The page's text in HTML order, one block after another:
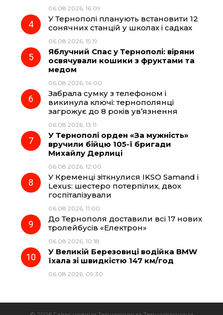
06.08.2026, 16:09
У Тернополі планують встановити 12
сонячних станцій у школах і садках
06.08.2026, 15:19
Яблучний Спас у Тернополі: віряни
освячували кошики з фруктами та
медом
06.08.2026, 14:00
Забрала сумку з телефоном і
викинула ключі: тернополянці
загрожує до 8 років ув’язнення
06.08.2026, 13:11
У Тернополі орден «За мужність»
вручили бійцю 105-ї бригади
Михайлу Дерлиці
06.08.2026, 12:00
У Кременці зіткнулися IKSO Samand і
Lexus: шестеро потерпілих, двох
госпіталізували
06.08.2026, 11:00
До Тернополя доставили всі 17 нових
тролейбусів «Електрон»
06.08.2026, 10:18
У Великій Березовиці водійка BMW
їхала зі швидкістю 147 км/год
06.08.2026, 09:30